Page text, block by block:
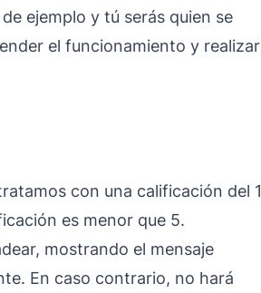
ejemplo y tú serás quien se
el funcionamiento y realizar
con una calificación del 1
es menor que 5.
mostrando el mensaje
En caso contrario, no hará